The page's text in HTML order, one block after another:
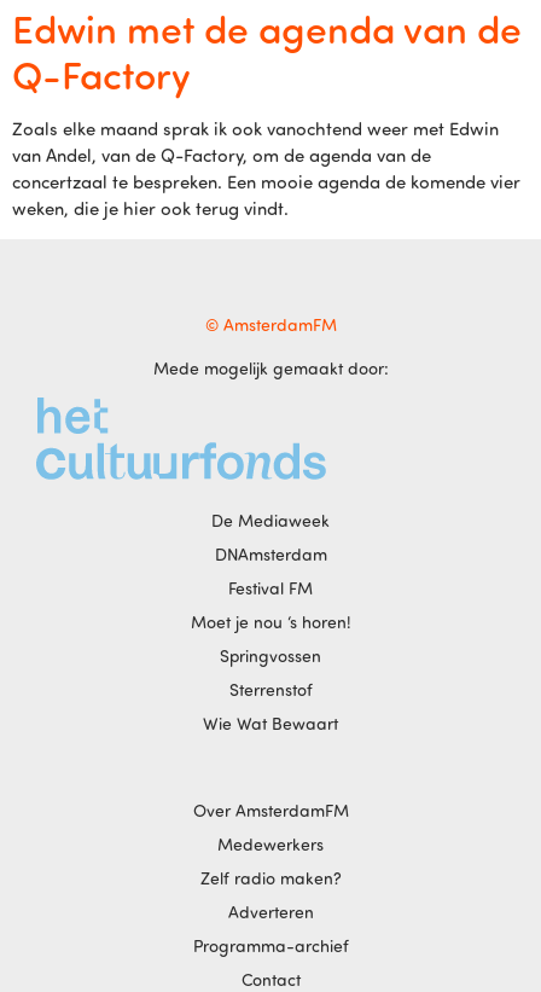
Edwin met de agenda van de
Q-Factory
Zoals elke maand sprak ik ook vanochtend weer met Edwin
van Andel, van de Q-Factory, om de agenda van de
concertzaal te bespreken. Een mooie agenda de komende vier
weken, die je hier ook terug vindt.
© AmsterdamFM
Mede mogelijk gemaakt door:
De Mediaweek
DNAmsterdam
Festival FM
Moet je nou ‘s horen!
Springvossen
Sterrenstof
Wie Wat Bewaart
Over AmsterdamFM
Medewerkers
Zelf radio maken?
Adverteren
Programma-archief
Contact